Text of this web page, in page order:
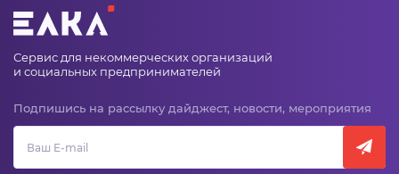
Сервис для некоммерческих организаций
и социальных предпринимателей
Подпишись на рассылку дайджест, новости, мероприятия